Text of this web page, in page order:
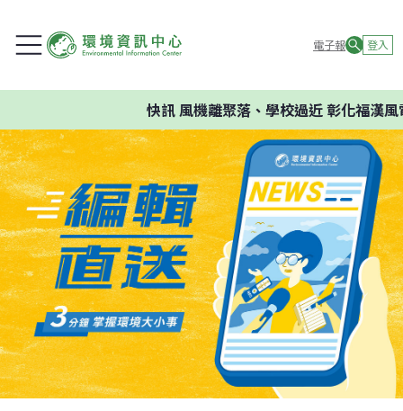
電子報 登入
快訊風機離聚落、學校過近 彰化福漢風